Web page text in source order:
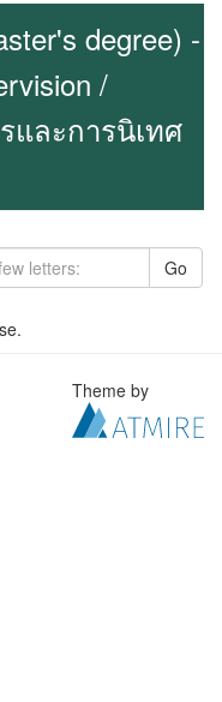
degree) -
/
ละการนิเทศ
Go
Theme by